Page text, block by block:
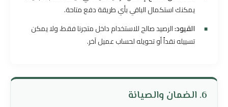
يمكنك استكمال الباقي بأي طريقة دفع متاحة.
القيود:الرصيد صالح للاستخدام داخل متجرنا فقط، ولا يمكن
تسييله نقداً أو تحويله لحساب عميل آخر.
6. الضمان والصيانة